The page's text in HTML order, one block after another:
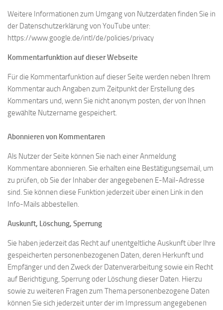
Weitere Informationen zum Umgang von Nutzerdaten finden Sie in
der Datenschutzerklärung von YouTube unter:
https://www.google.de/intl/de/policies/privacy
Kommentarfunktion auf dieser Webseite
Für die Kommentarfunktion auf dieser Seite werden neben Ihrem
Kommentar auch Angaben zum Zeitpunkt der Erstellung des
Kommentars und, wenn Sie nicht anonym posten, der von Ihnen
gewählte Nutzername gespeichert.
Abonnieren von Kommentaren
Als Nutzer der Seite können Sie nach einer Anmeldung
Kommentare abonnieren. Sie erhalten eine Bestätigungsemail, um
zu prüfen, ob Sie der Inhaber der angegebenen E-Mail-Adresse
sind. Sie können diese Funktion jederzeit über einen Link in den
Info-Mails abbestellen.
Auskunft, Löschung, Sperrung
Sie haben jederzeit das Recht auf unentgeltliche Auskunft über Ihre
gespeicherten personenbezogenen Daten, deren Herkunft und
Empfänger und den Zweck der Datenverarbeitung sowie ein Recht
auf Berichtigung, Sperrung oder Löschung dieser Daten. Hierzu
sowie zu weiteren Fragen zum Thema personenbezogene Daten
können Sie sich jederzeit unter der im Impressum angegebenen